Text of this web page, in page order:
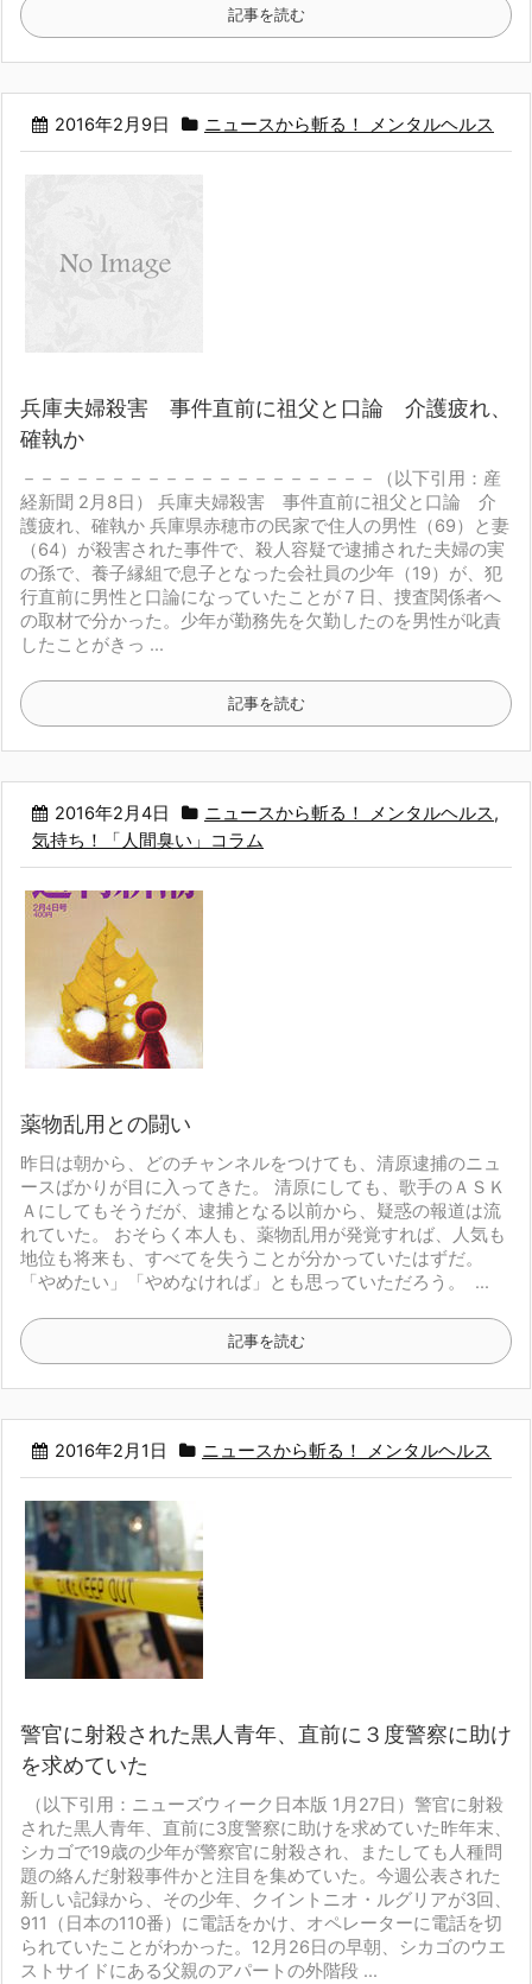
記事を読む
2016年2月9日 ニュースから斬る！ メンタルヘルス
兵庫夫婦殺害 事件直前に祖父と口論 介護疲れ、
確執か
－－－－－－－－－－－－－－－－－－－－
（以下引用：産
経新聞 2月8日）
兵庫夫婦殺害 事件直前に祖父と口論 介
護疲れ、確執か 兵庫県赤穂市の民家で住人の男性（69）と妻
（64）が殺害された事件で、殺人容疑で逮捕された夫婦の実
の孫で、養子縁組で息子となった会社員の少年（19）が、犯
行直前に男性と口論になっていたことが７日、捜査関係者へ
の取材で分かった。少年が勤務先を欠勤したのを男性が叱責
したことがきっ ...
記事を読む
2016年2月4日 ニュースから斬る！ メンタルヘルス,
気持ち！「人間臭い」コラム
薬物乱用との闘い
昨日は朝から、どのチャンネルをつけても、 清原逮捕のニュ
ースばかりが目に入ってきた。
清原にしても、歌手のＡＳＫ
Ａにしてもそうだが、 逮捕となる以前から、疑惑の報道は流
れていた。
おそらく本人も、薬物乱用が発覚すれば、人気も
地位も将来も、 すべてを失うことが分かっていたはずだ。
「やめたい」「やめなければ」とも思っていただろう。
...
記事を読む
2016年2月1日 ニュースから斬る！ メンタルヘルス
警官に射殺された黒人青年、直前に３度警察に助け
を求めていた
（以下引用：ニューズウィーク日本版 1月27日） 警官に射殺
された黒人青年、直前に3度警察に助けを求めていた昨年末、
シカゴで19歳の少年が警察官に射殺され、またしても人種問
題の絡んだ射殺事件かと注目を集めていた。今週公表された
新しい記録から、その少年、クイントニオ・ルグリアが3回、
911（日本の110番）に電話をかけ、オペレーターに電話を切
られていたことがわかった。 12月26日の早朝、シカゴのウエ
ストサイドにある父親のアパートの外階段 ...